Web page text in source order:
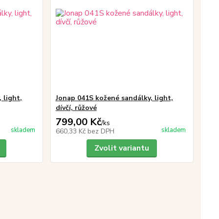
light,
skladem
Jonap 041S kožené sandálky, light,
dívčí, růžové
799,00 Kč/ks
660,33 Kč bez DPH skladem
Zvolit variantu